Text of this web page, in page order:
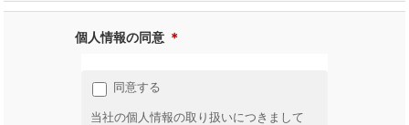
個人情報の同意 ＊
同意する
当社の個人情報の取り扱いにつきまして